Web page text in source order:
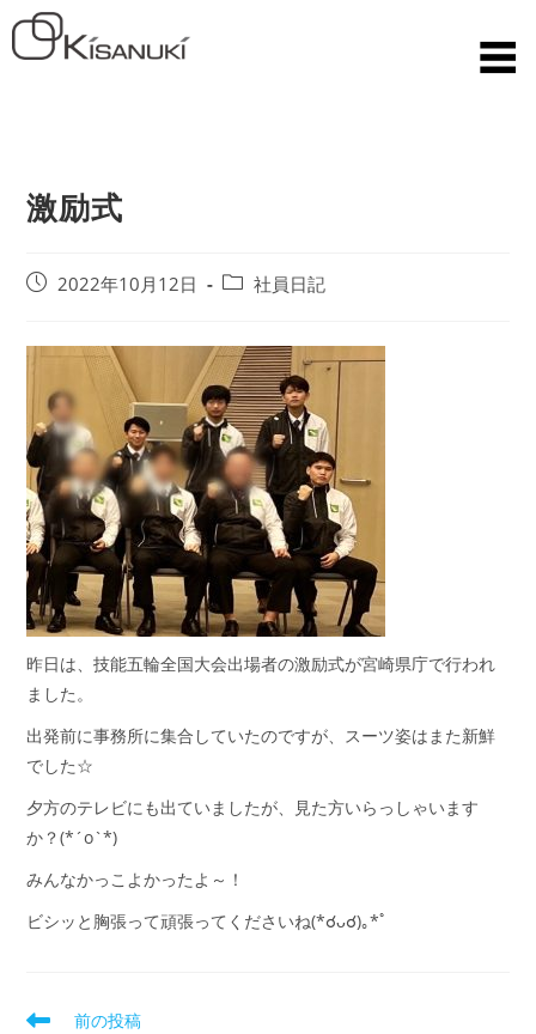
激励式
2022年10月12日 社員日記
昨日は、技能五輪全国大会出場者の激励式が宮崎県庁で行われ
ました。
出発前に事務所に集合していたのですが、スーツ姿はまた新鮮
でした☆
夕方のテレビにも出ていましたが、見た方いらっしゃいます
か？(*´o`*)
みんなかっこよかったよ～！
ビシッと胸張って頑張ってくださいね(*☌ᴗ☌)｡*ﾟ
前の投稿